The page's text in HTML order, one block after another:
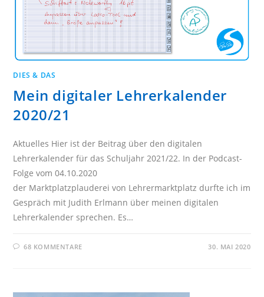
DIES & DAS
Mein digitaler Lehrerkalender
2020/21
Aktuelles Hier ist der Beitrag über den digitalen
Lehrerkalender für das Schuljahr 2021/22. In der Podcast-
Folge vom 04.10.2020
der Marktplatzplauderei von Lehrermarktplatz durfte ich im
Gespräch mit Judith Erlmann über meinen digitalen
Lehrerkalender sprechen. Es…
68 KOMMENTARE 30. MAI 2020